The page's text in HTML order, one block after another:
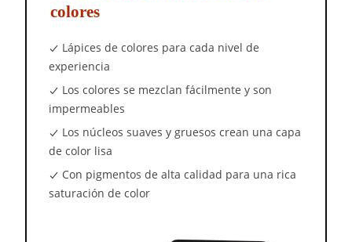
colores
Lápices de colores para cada nivel de
experiencia
Los colores se mezclan fácilmente y son
impermeables
Los núcleos suaves y gruesos crean una capa
de color lisa
Con pigmentos de alta calidad para una rica
saturación de color